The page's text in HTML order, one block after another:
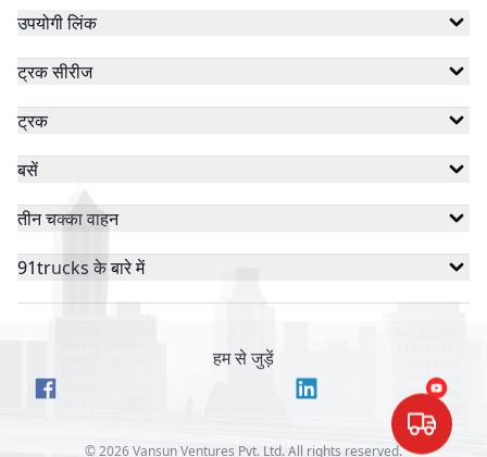
रेयोन इंजीनियर्स वाणी मोटो ओम राज ऑटोटेक
वीक्टेरो
उपयोगी लिंक
ट्रक सीरीज
ट्रक
बसें
तीन चक्का वाहन
91trucks के बारे में
हम से जुड़ें
©2026Vansun Ventures Pvt. Ltd. All rights reserved.